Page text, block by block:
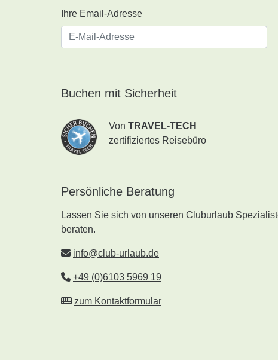
Ihre Email-Adresse
Buchen mit Sicherheit
Von TRAVEL-TECH
zertifiziertes Reisebüro
Persönliche Beratung
Lassen Sie sich von unseren Cluburlaub
beraten.
info@club-urlaub.de
+49 (0)6103 5969 19
zum Kontaktformular